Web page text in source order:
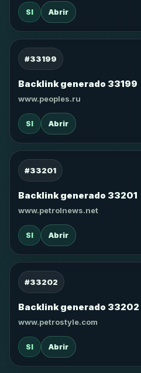
SI Abrir
#33199
Backlink generado 33199
www.peoples.ru
SI Abrir
#33201
Backlink generado 33201
www.petrolnews.net
SI Abrir
#33202
Backlink generado 33202
www.petrostyle.com
SI Abrir